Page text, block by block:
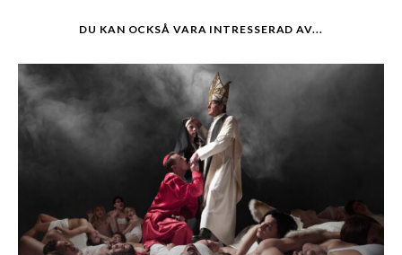
DU KAN OCKSÅ VARA INTRESSERAD AV...